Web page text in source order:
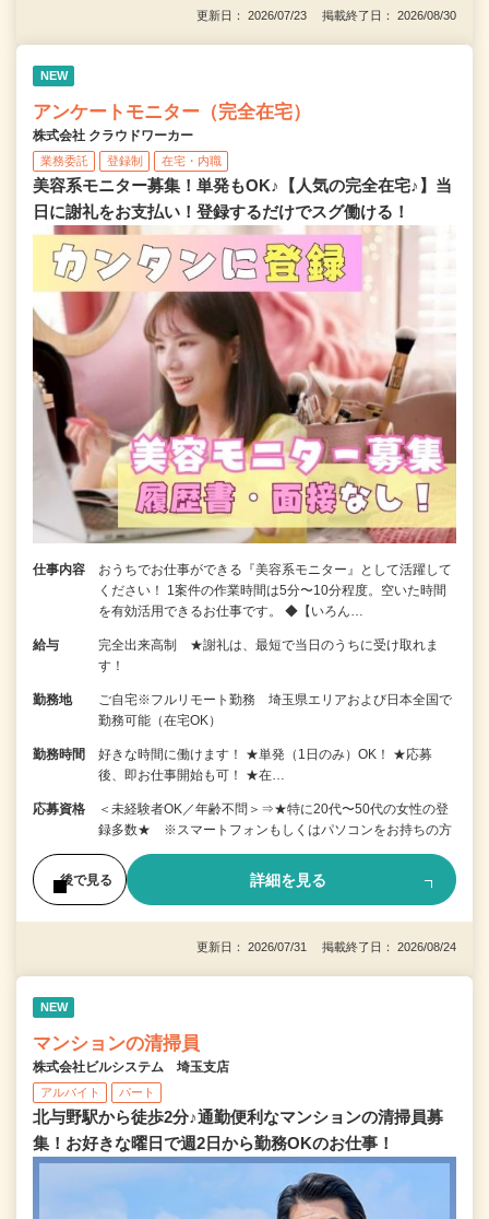
更新日： 2026/07/23 掲載終了日： 2026/08/30
NEW
アンケートモニター（完全在宅）
株式会社 クラウドワーカー
業務委託 登録制 在宅・内職
美容系モニター募集！単発もOK♪【人気の完全在宅♪】当
日に謝礼をお支払い！登録するだけでスグ働ける！
仕事内容
おうちでお仕事ができる『美容系モニター』として活躍して
ください！ 1案件の作業時間は5分〜10分程度。空いた時間
を有効活用できるお仕事です。 ◆【いろん…
給与
完全出来高制 ★謝礼は、最短で当日のうちに受け取れま
す！
勤務地
ご自宅※フルリモート勤務 埼玉県エリアおよび日本全国で
勤務可能（在宅OK）
勤務時間
好きな時間に働けます！ ★単発（1日のみ）OK！ ★応募
後、即お仕事開始も可！ ★在…
応募資格
＜未経験者OK／年齢不問＞⇒★特に20代〜50代の女性の登
録多数★ ※スマートフォンもしくはパソコンをお持ちの方
後で見る 詳細を見る
更新日： 2026/07/31 掲載終了日： 2026/08/24
NEW
マンションの清掃員
株式会社ビルシステム 埼玉支店
アルバイト パート
北与野駅から徒歩2分♪通勤便利なマンションの清掃員募
集！お好きな曜日で週2日から勤務OKのお仕事！